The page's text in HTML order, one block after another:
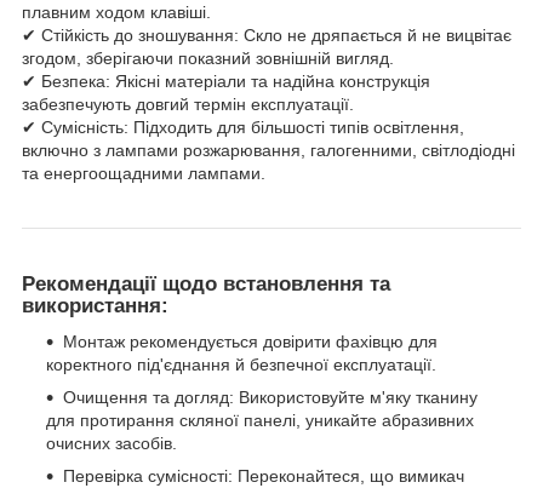
плавним ходом клавіші.
✔ Стійкість до зношування: Скло не дряпається й не вицвітає
згодом, зберігаючи показний зовнішній вигляд.
✔ Безпека: Якісні матеріали та надійна конструкція
забезпечують довгий термін експлуатації.
✔ Сумісність: Підходить для більшості типів освітлення,
включно з лампами розжарювання, галогенними, світлодіодні
та енергоощадними лампами.
Рекомендації щодо встановлення та
використання:
Монтаж рекомендується довірити фахівцю для
коректного під'єднання й безпечної експлуатації.
Очищення та догляд: Використовуйте м'яку тканину
для протирання скляної панелі, уникайте абразивних
очисних засобів.
Перевірка сумісності: Переконайтеся, що вимикач